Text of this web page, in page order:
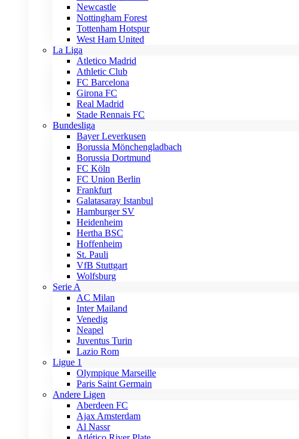
Newcastle
Nottingham Forest
Tottenham Hotspur
West Ham United
La Liga
Atletico Madrid
Athletic Club
FC Barcelona
Girona FC
Real Madrid
Stade Rennais FC
Bundesliga
Bayer Leverkusen
Borussia Mönchengladbach
Borussia Dortmund
FC Köln
FC Union Berlin
Frankfurt
Galatasaray Istanbul
Hamburger SV
Heidenheim
Hertha BSC
Hoffenheim
St. Pauli
VfB Stuttgart
Wolfsburg
Serie A
AC Milan
Inter Mailand
Venedig
Neapel
Juventus Turin
Lazio Rom
Ligue 1
Olympique Marseille
Paris Saint Germain
Andere Ligen
Aberdeen FC
Ajax Amsterdam
Al Nassr